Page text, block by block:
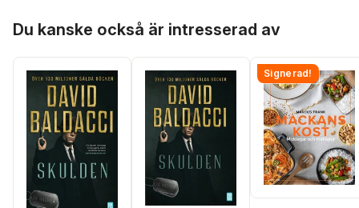
Du kanske också är intresserad av
Signerad!